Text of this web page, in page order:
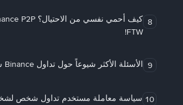
8
FTW!
9 الأسئلة الأكثر شيوعاً حول تداول Binance شخص لشخص
10 سياسة معاملة مستخدم تداول شخص